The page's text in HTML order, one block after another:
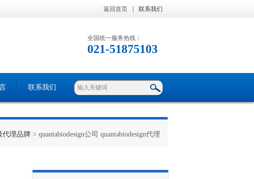
返回首页 联系我们
全国统一服务热线：
021-51875103
联系我们
代理品牌 > quantabiodesign公司 quantabiodesign代理